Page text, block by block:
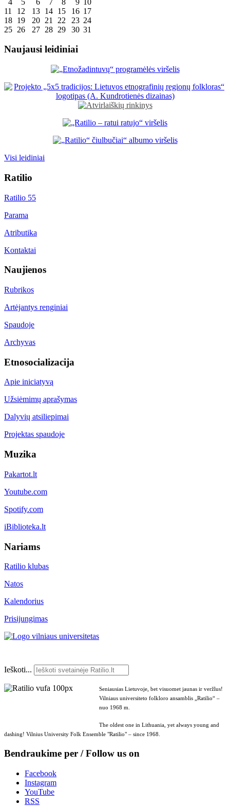
11
12 13 14 15 16 17
18 19 20 21 22 23 24
25 26 27 28 29 30 31
Naujausi leidiniai
Visi leidiniai
Ratilio
Ratilio 55
Parama
Atributika
Kontaktai
Naujienos
Rubrikos
Artėjantys renginiai
Spaudoje
Archyvas
Etnosocializacija
Apie iniciatyvą
Užsiėmimų aprašymas
Dalyvių atsiliepimai
Projektas spaudoje
Muzika
Pakartot.lt
Youtube.com
Spotify.com
iBiblioteka.lt
Nariams
Ratilio klubas
Natos
Kalendorius
Prisijungimas
Ieškoti...
Seniausias Lietuvoje, bet visuomet jaunas ir veržlus!
Vilniaus universiteto folkloro ansamblis „Ratilio“ –
nuo 1968 m.
The oldest one in Lithuania, yet always young and
dashing! Vilnius University Folk Ensemble "Ratilio" – since 1968.
Bendraukime per / Follow us on
Facebook
Instagram
YouTube
RSS